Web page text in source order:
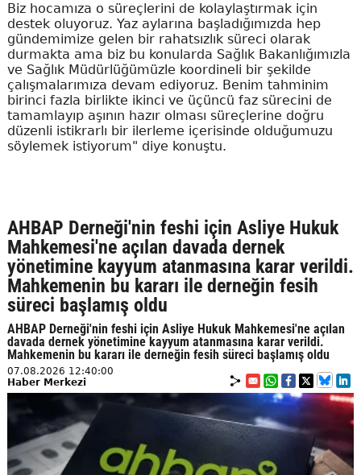
Biz hocamıza o süreçlerini de kolaylaştırmak için
destek oluyoruz. Yaz aylarına başladığımızda hep
gündemimize gelen bir rahatsızlık süreci olarak
durmakta ama biz bu konularda Sağlık Bakanlığımızla
ve Sağlık Müdürlüğümüzle koordineli bir şekilde
çalışmalarımıza devam ediyoruz. Benim tahminim
birinci fazla birlikte ikinci ve üçüncü faz sürecini de
tamamlayıp aşının hazır olması süreçlerine doğru
düzenli istikrarlı bir ilerleme içerisinde olduğumuzu
söylemek istiyorum" diye konuştu.
AHBAP Derneği'nin feshi için Asliye Hukuk
Mahkemesi'ne açılan davada dernek
yönetimine kayyum atanmasına karar verildi.
Mahkemenin bu kararı ile derneğin fesih
süreci başlamış oldu
AHBAP Derneği'nin feshi için Asliye Hukuk Mahkemesi'ne açılan
davada dernek yönetimine kayyum atanmasına karar verildi.
Mahkemenin bu kararı ile derneğin fesih süreci başlamış oldu
07.08.2026 12:40:00
Haber Merkezi